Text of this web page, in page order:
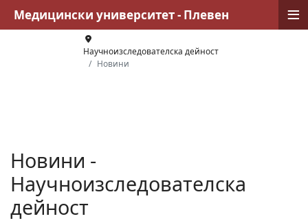
Научноизследователска дейност
Новини
Новини -
Научноизследователска
дейност
Медицински университет - Плевен ≡